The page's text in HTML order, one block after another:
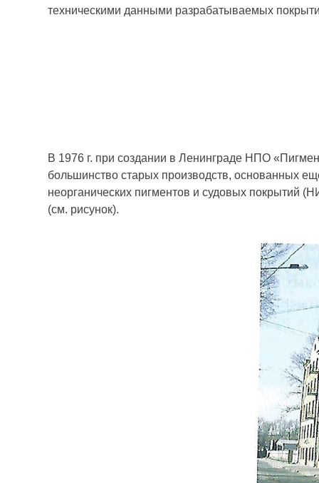
техническими данными разрабатываемых
В 1976 г. при создании в Ленинграде НПО
большинство старых производств, основанных
неорганических пигментов и судовых
(см. рисунок).